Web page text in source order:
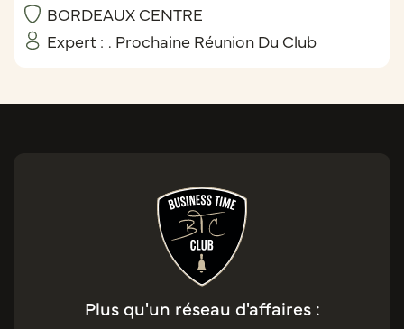
BORDEAUX CENTRE
Expert : . Prochaine Réunion Du Club
Plus qu'un réseau d'affaires :